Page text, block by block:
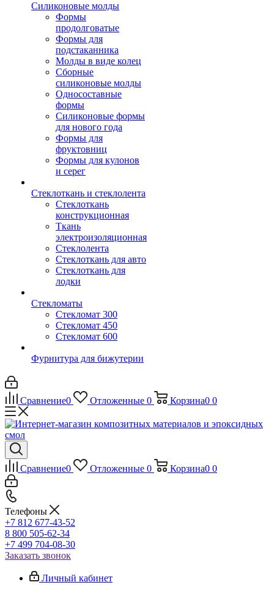
Силиконовые молды
Формы
продолговатые
Формы для
подстаканника
Молды в виде колец
Сборные
силиконовые молды
Односоставные
формы
Силиконовые формы
для нового года
Формы для
фруктовниц
Формы для кулонов
и серег
Стеклоткань и стеклолента
Стеклоткань
конструкционная
Ткань
электроизоляционная
Стеклолента
Стеклоткань для авто
Стеклоткань для
лодки
Стекломаты
Стекломат 300
Стекломат 450
Стекломат 600
Фурнитура для бижутерии
Сравнение0 Отложенные 0 Корзина0 0
Сравнение0 Отложенные 0 Корзина0 0
Телефоны
+7 812 677-43-52
8 800 505-62-34
+7 499 704-08-30
Заказать звонок
Личный кабинет